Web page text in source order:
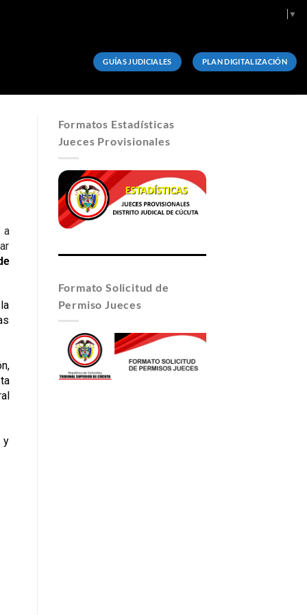
▼
GUÍAS JUDICIALES PLAN DIGITALIZACIÓN
a
y
Formatos Estadísticas
Jueces Provisionales
Formato Solicitud de
Permiso Jueces